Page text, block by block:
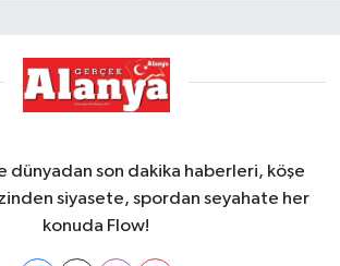
dünyadan son dakika haberleri, köşe
siyasete, spordan seyahate her
konuda Flow!